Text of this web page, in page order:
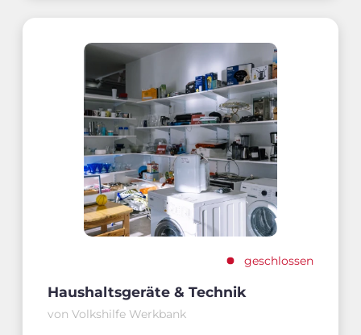
geschlossen
Haushaltsgeräte & Technik
von Volkshilfe Werkbank